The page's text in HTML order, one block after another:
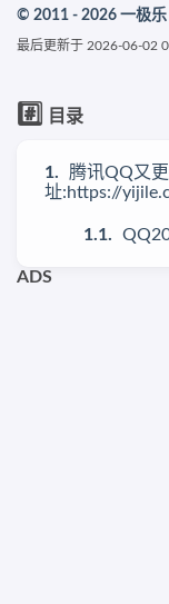
#️⃣ 目录
腾讯QQ又
址:https://
ADS
© 2011 - 2026 一极乐
最后更新于 2026-06-02